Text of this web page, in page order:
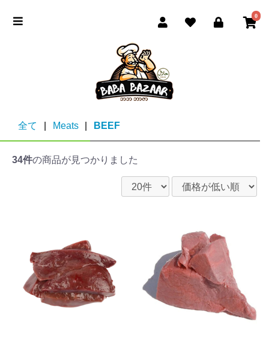
0
全て Meats BEEF
34件の商品が見つかりました